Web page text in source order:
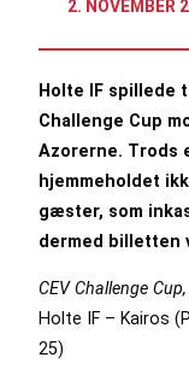
2. NOVEMBER
Holte IF spillede
Challenge Cup
Azorerne. Trods
hjemmeholdet
gæster, som
dermed billetten
CEV Challenge
Holte IF – Kairos
25)